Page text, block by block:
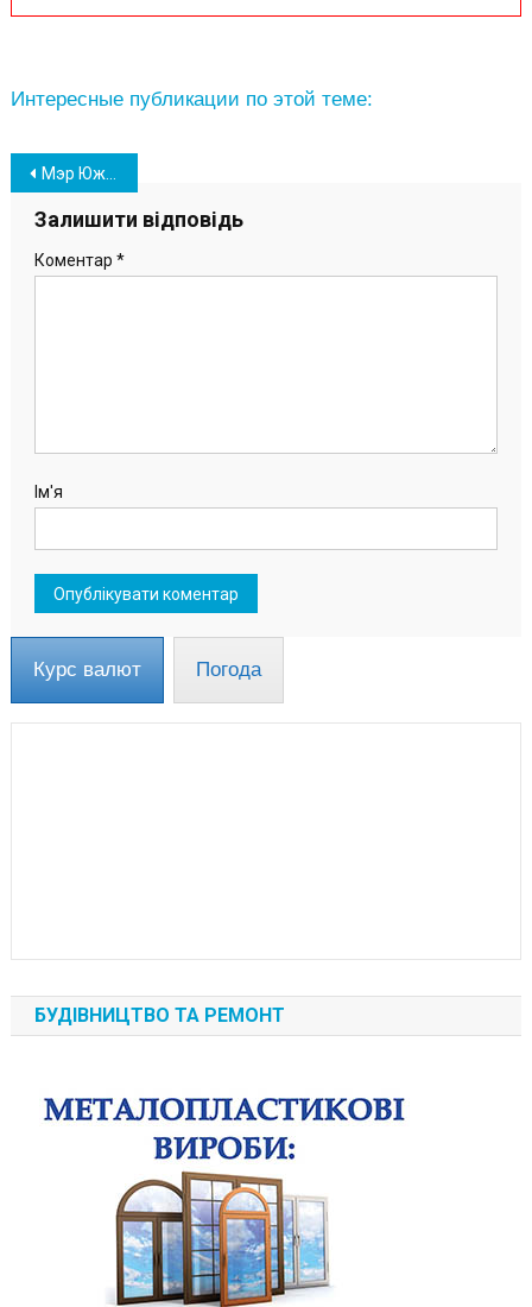
Интересные публикации по этой теме:
Навігація
записів
Мэр Южного проинспектировал строительные объекты города (фото)
Залишити відповідь
Коментар *
Ім'я
Курс валют Погода
БУДІВНИЦТВО ТА РЕМОНТ